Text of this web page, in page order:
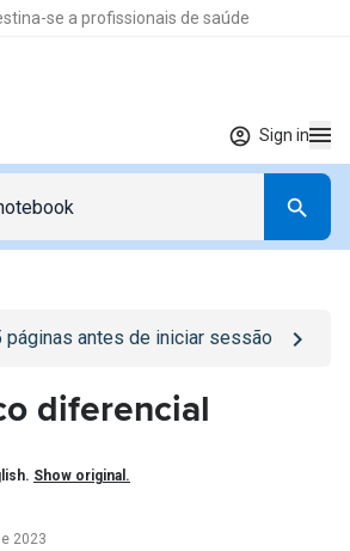
se a profissionais de saúde
Sign in
páginas antes de iniciar sessão
diferencial
Show original.
2023